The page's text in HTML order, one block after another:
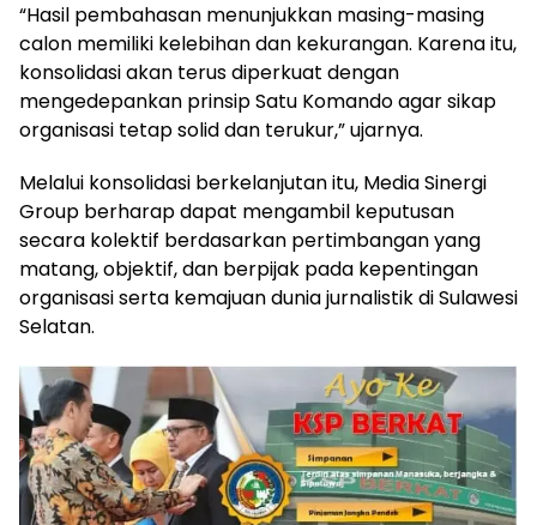
“Hasil pembahasan menunjukkan masing-masing
calon memiliki kelebihan dan kekurangan. Karena itu,
konsolidasi akan terus diperkuat dengan
mengedepankan prinsip Satu Komando agar sikap
organisasi tetap solid dan terukur,” ujarnya.
Melalui konsolidasi berkelanjutan itu, Media Sinergi
Group berharap dapat mengambil keputusan
secara kolektif berdasarkan pertimbangan yang
matang, objektif, dan berpijak pada kepentingan
organisasi serta kemajuan dunia jurnalistik di Sulawesi
Selatan.